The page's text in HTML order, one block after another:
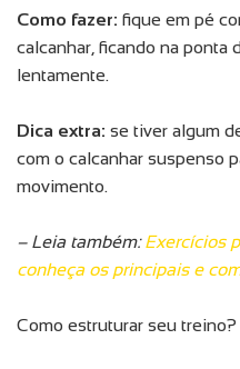
Como fazer: fique em pé
calcanhar, ficando na ponta
lentamente.
Dica extra: se tiver algum
com o calcanhar suspenso
movimento.
– Leia também:Exercícios
conheça os principais e
Como estruturar seu treino?